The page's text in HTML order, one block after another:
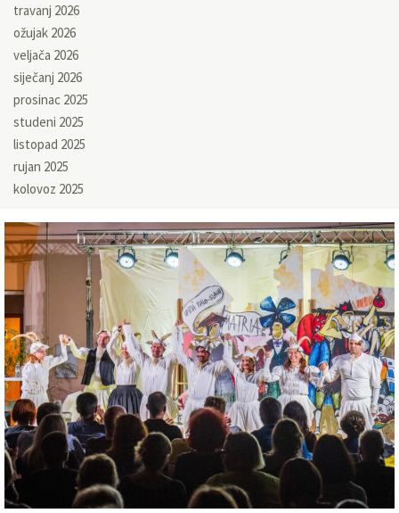
travanj 2026
ožujak 2026
veljača 2026
siječanj 2026
prosinac 2025
studeni 2025
listopad 2025
rujan 2025
kolovoz 2025